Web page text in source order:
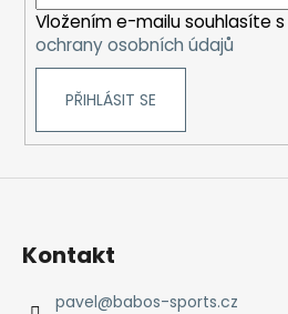
Vložením e-mailu souhlasíte s
ochrany osobních údajů
PŘIHLÁSIT SE
Kontakt
pavel@babos-sports.cz